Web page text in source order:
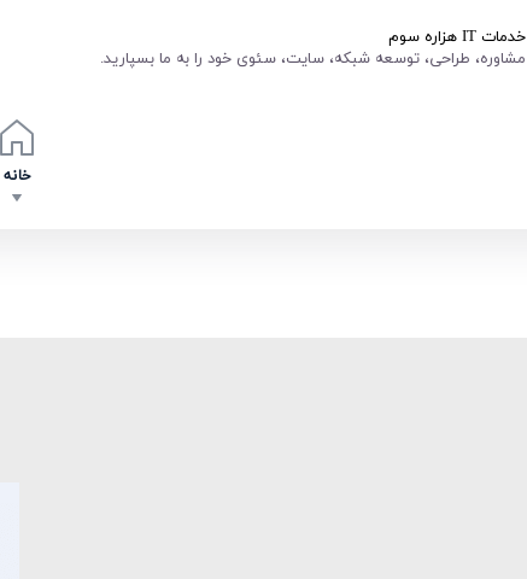
خدمات IT هزاره سوم
مشاوره، طراحی، توسعه شبکه، سایت، سئوی خود را به ما بسپارید.
خانه